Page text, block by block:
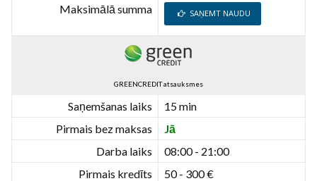
Maksimālā summa SAŅEMT NAUDU
GREENCREDIT atsauksmes
Saņemšanas laiks
15 min
Pirmais bez maksas
Jā
Darba laiks
08:00 - 21:00
Pirmais kredīts
50 - 300 €